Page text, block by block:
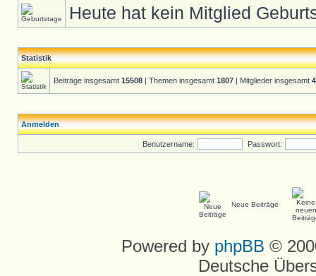
Heute hat kein Mitglied
Statistik
Beiträge insgesamt 15508 | Themen insgesamt 1807 | Mitglieder insgesamt
Anmelden
Benutzername: Passwort:
Neue Beiträge
Powered by phpBB ©
Deutsche